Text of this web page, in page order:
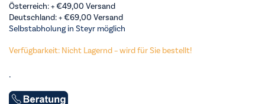
Österreich: +€49,00 Versand
Deutschland: +€69,00 Versand
Selbstabholung in Steyr möglich
Verfügbarkeit: Nicht Lagernd – wird für Sie bestellt!
.